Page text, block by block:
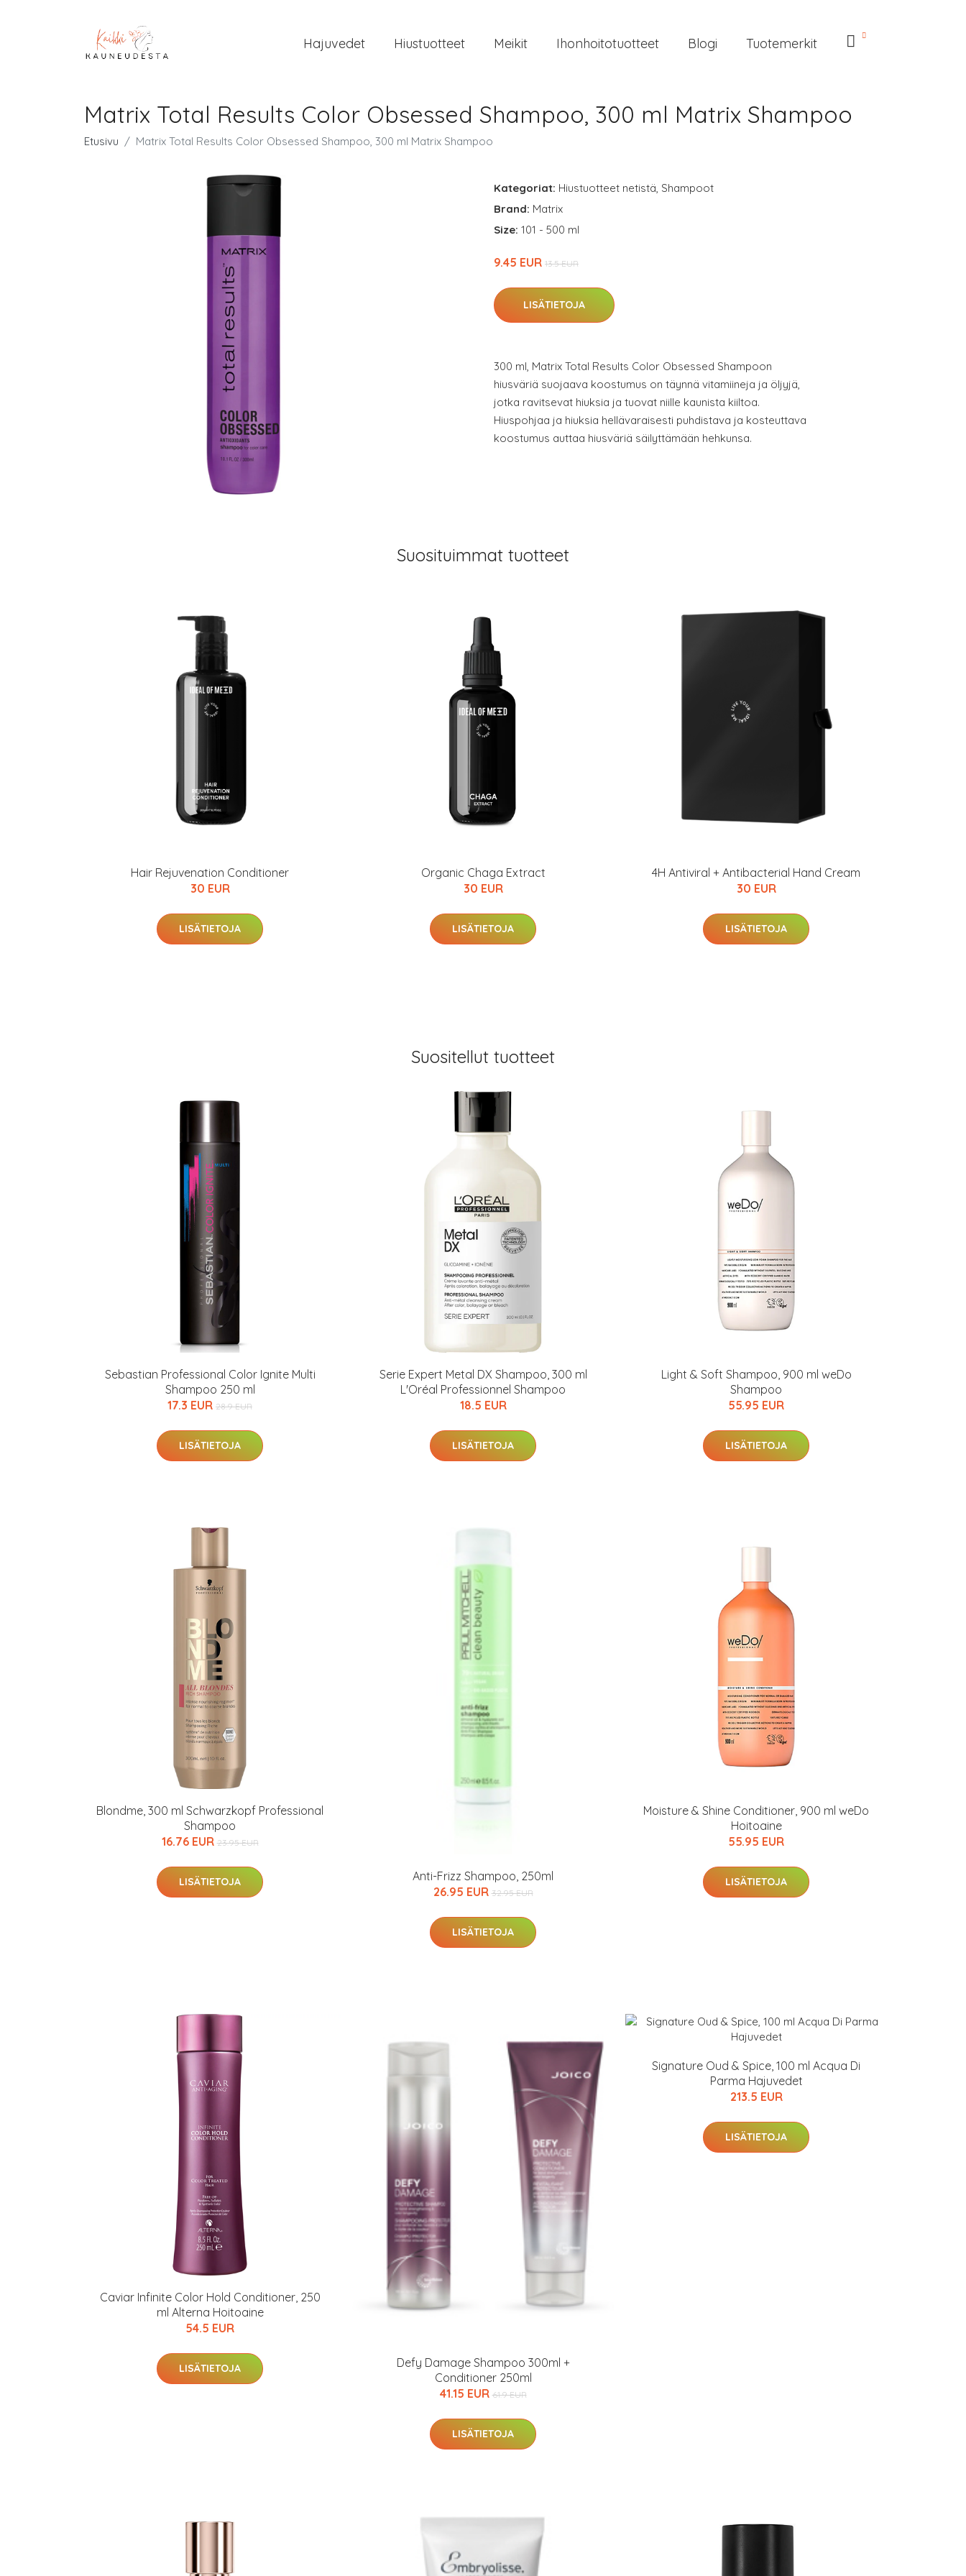
Hajuvedet Hiustuotteet Meikit Ihonhoitotuotteet Blogi Tuotemerkit
Matrix Total Results Color Obsessed Shampoo, 300 ml Matrix Shampoo
Etusivu Matrix Total Results Color Obsessed Shampoo, 300 ml Matrix Shampoo
Kategoriat: Hiustuotteet netistä, Shampoot
Brand: Matrix
Size: 101 - 500 ml
9.45 EUR 13.5 EUR
LISÄTIETOJA
300 ml, Matrix Total Results Color Obsessed Shampoon
hiusväriä suojaava koostumus on täynnä vitamiineja ja öljyjä,
jotka ravitsevat hiuksia ja tuovat niille kaunista kiiltoa.
Hiuspohjaa ja hiuksia hellävaraisesti puhdistava ja kosteuttava
koostumus auttaa hiusväriä säilyttämään hehkunsa.
Suosituimmat tuotteet
Hair Rejuvenation Conditioner
30 EUR
LISÄTIETOJA
Organic Chaga Extract
30 EUR
LISÄTIETOJA
4H Antiviral + Antibacterial Hand Cream
30 EUR
LISÄTIETOJA
Suositellut tuotteet
Sebastian Professional Color Ignite Multi
Shampoo 250 ml
17.3 EUR 28.9 EUR
LISÄTIETOJA
Serie Expert Metal DX Shampoo, 300 ml
L'Oréal Professionnel Shampoo
18.5 EUR
LISÄTIETOJA
Light & Soft Shampoo, 900 ml weDo
Shampoo
55.95 EUR
LISÄTIETOJA
Blondme, 300 ml Schwarzkopf Professional
Shampoo
16.76 EUR 23.95 EUR
LISÄTIETOJA
Anti-Frizz Shampoo, 250ml
26.95 EUR 32.95 EUR
LISÄTIETOJA
Moisture & Shine Conditioner, 900 ml weDo
Hoitoaine
55.95 EUR
LISÄTIETOJA
Caviar Infinite Color Hold Conditioner, 250
ml Alterna Hoitoaine
54.5 EUR
LISÄTIETOJA
Defy Damage Shampoo 300ml +
Conditioner 250ml
41.15 EUR 61.9 EUR
LISÄTIETOJA
Signature Oud & Spice, 100 ml Acqua Di
Parma Hajuvedet
213.5 EUR
LISÄTIETOJA
IdealofMeD Kauppa
Kaikki IdealofMeDin tuotteet -20 %!
Varaa terveystarkastus
nyt vain 200 €
hintaan.
KATSO TARJOUS